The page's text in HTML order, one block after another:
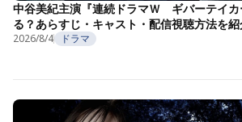
中谷美紀主演『連続ドラマＷ ギバーテイカ
る？あらすじ・キャスト・配信視聴方法を
2026/8/4 ドラマ